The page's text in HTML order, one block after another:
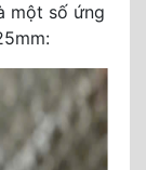
một số ứng